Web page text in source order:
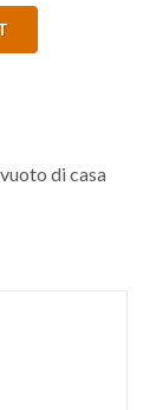
vuoto di casa